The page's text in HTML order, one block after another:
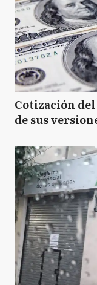
Cotización
de sus